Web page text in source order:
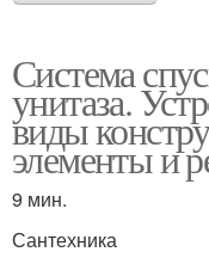
Система
унитаза.
виды
элементы и
9 мин.
Сантехника